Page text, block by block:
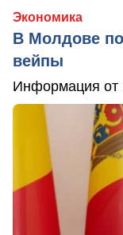
Экономика
В Молдове
вейпы
Информация от